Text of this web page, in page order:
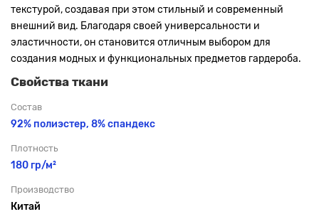
текстурой, создавая при этом стильный и современный
внешний вид. Благодаря своей универсальности и
эластичности, он становится отличным выбором для
создания модных и функциональных предметов гардероба.
Свойства ткани
Состав
92% полиэстер, 8% спандекс
Плотность
180 гр/м²
Производство
Китай